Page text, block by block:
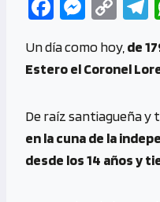
Fa
b
o
o
k
M
se
n
g
er
C
py
Li
n
k
a
Un día como hoy, de
Estero el Coronel
De raíz santiagueña y
en la cuna de la
desde los 14 años y